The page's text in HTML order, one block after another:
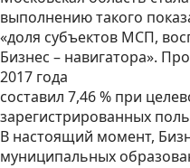
выполнению такого
«доля субъектов МСП,
Бизнес – навигатора».
2017 года
составил 7,46 % при
зарегистрированных
В настоящий момент,
муниципальных